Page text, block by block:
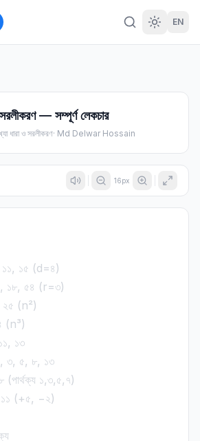
EN
সরলীকরণ — সম্পূর্ণ লেকচার
ধারা ও সরলীকরণ· Md Delwar Hossain
16px
১৫ (d=৪)
১৮, ৫৪ (r=৩)
(n²)
(n³)
১৩
৩, ৫, ৮, ১৩
১,৩,৫,৭)
(+৫, −২)